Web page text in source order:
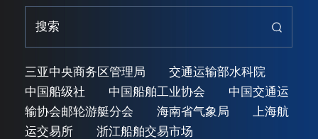
三亚中央商务区管理局
交通运输部水科院
中国船级社
中国船舶工业协会
中国交通运
输协会邮轮游艇分会
海南省气象局
上海航
运交易所
浙江船舶交易市场